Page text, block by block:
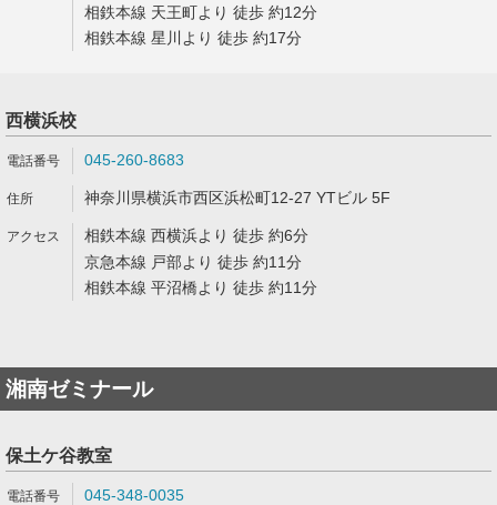
相鉄本線 天王町より 徒歩 約12分
相鉄本線 星川より 徒歩 約17分
西横浜校
045-260-8683
神奈川県横浜市西区浜松町12-27 YTビル 5F
相鉄本線 西横浜より 徒歩 約6分
京急本線 戸部より 徒歩 約11分
相鉄本線 平沼橋より 徒歩 約11分
湘南ゼミナール
保土ケ谷教室
045-348-0035